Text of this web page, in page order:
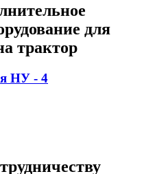
для
трактор
НУ - 4